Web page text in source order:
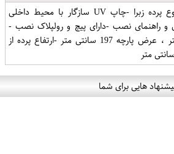
-جنس کتیبه آلومینیوم -نوع پرده زبرا -چاپ UV سازگار با محیط داخلی
و راهنمای نصب -دارای پیچ و رولپلاک نصب -
عرض کتیبه 200 سانتی متر ، عرض پارچه 197 سانتی متر -ارتفاع پرده از
هایی برای شما